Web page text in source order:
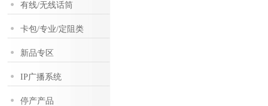
有线/无线话筒
卡包/专业/定阻类
新品专区
IP广播系统
停产产品